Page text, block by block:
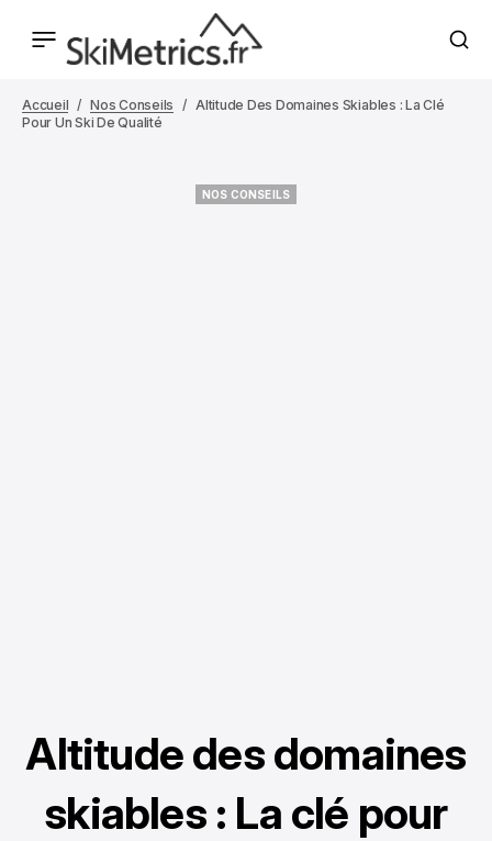
Accueil Nos Conseils
Altitude Des Domaines Skiables : La Clé
Pour Un Ski De Qualité
NOS CONSEILS
Altitude des domaines
skiables : La clé pour